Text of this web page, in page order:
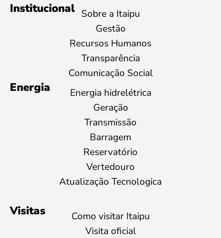
Institucional Sobre a Itaipu
Gestão
Recursos Humanos
Transparência
Comunicação Social
Energia
Energia hidrelétrica
Geração
Transmissão
Barragem
Reservatório
Vertedouro
Atualização Tecnologica
Visitas
Como visitar Itaipu
Visita oficial